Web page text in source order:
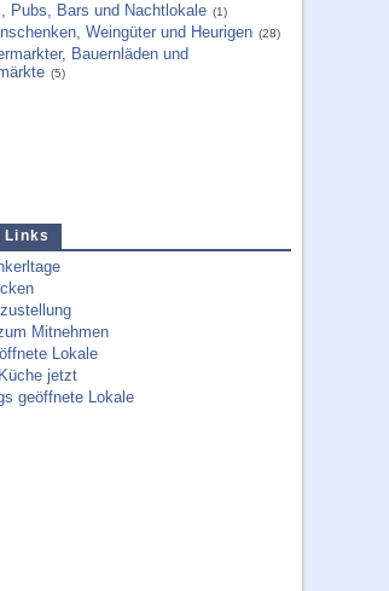
Pubs, Bars und Nachtlokale (1)
Weingüter und Heurigen (28)
Bauernläden und
(5)
Links
Mitnehmen
Lokale
jetzt
geöffnete Lokale